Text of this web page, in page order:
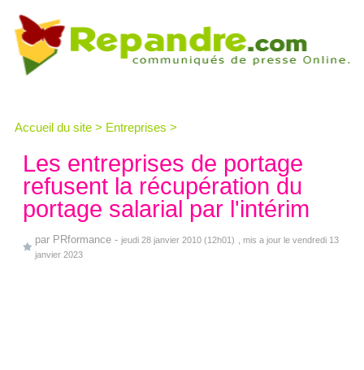
Accueil du site > Entreprises >
Les entreprises de portage
refusent la récupération du
portage salarial par l'intérim
par PRformance - jeudi 28 janvier 2010 (12h01)
, mis a jour le vendredi 13
janvier 2023